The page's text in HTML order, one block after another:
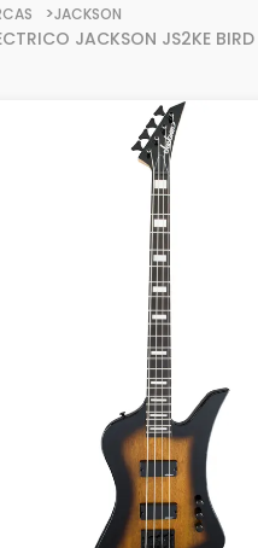
>JACKSON
JACKSON JS2KE BIRD